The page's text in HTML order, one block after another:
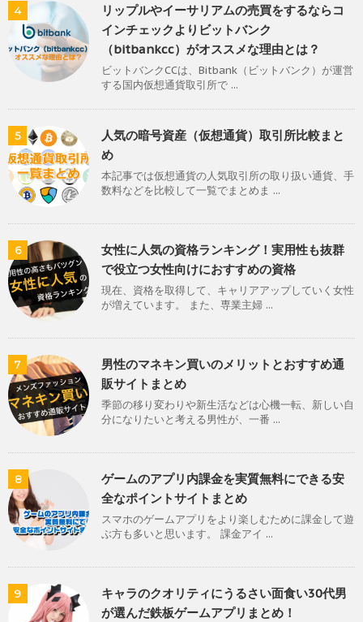
4
リップルやイーサリアムの売買をするならコ
インチェックよりビットバンク
（bitbankcc）がオススメな理由とは？
ビットバンクCCは、Bitbank（ビットバンク）が運営
する国内仮想通貨取引所で ...
5
人気の暗号資産（仮想通貨）取引所比較まと
め
本記事では仮想通貨の人気取引所の取り扱い通貨、手
数料などを比較して一覧でまとめま ...
6
女性に人気の資格ランキング！実用性も抜群
で役立つ女性向けにおすすめの資格
現在、資格を取得して、キャリアアップしていく女性
が増えています。 また、専業主婦 ...
7
男性のマネキン買いのメリットとおすすめ通
販サイトまとめ
季節の移り変わりや新生活などは心機一転、新しい自
分になりたいと考える男性が、一番 ...
8
ゲームのアプリ内課金を実質無料にできる安
全なポイントサイトまとめ
スマホのゲームアプリをより楽しむために課金して遊
ぶ方も多いと思います。 課金アイ ...
9
キャラのクオリティにうるさい面食い30代男
が選んだ鉄板ゲームアプリまとめ！